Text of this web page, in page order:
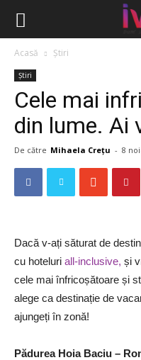
Acasă Știri
Știri
Cele mai
din lume. Ai
De către Mihaela Crețu - 8
Dacă v-ați săturat de
cu hoteluri all-inclusive, și
cele mai înfricoșătoare și
alege ca destinație de
ajungeți în zonă!
Pădurea Hoia Baciu –